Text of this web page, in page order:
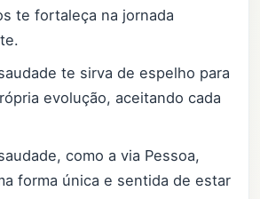
te fortaleça na jornada
te sirva de espelho para
evolução, aceitando cada
como a via Pessoa,
forma única e sentida de estar